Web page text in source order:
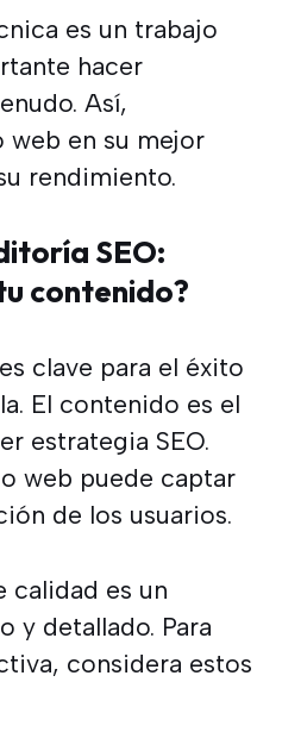
es un trabajo
hacer
Así,
web en su mejor
rendimiento.
SEO:
contenido?
clave para el éxito
El contenido es el
estrategia SEO.
web puede captar
de los usuarios.
calidad es un
y detallado. Para
considera estos